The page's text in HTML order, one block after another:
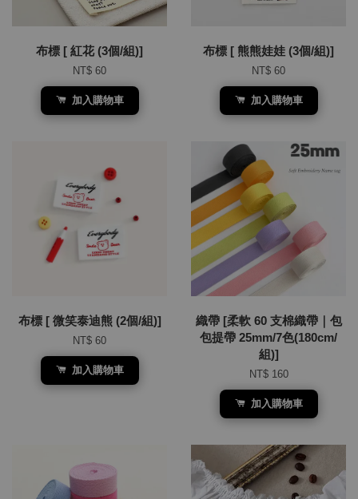
布標 [ 紅花 (3個/組)]
NT$ 60
加入購物車
布標 [ 熊熊娃娃 (3個/組)]
NT$ 60
加入購物車
布標 [ 微笑泰迪熊 (2個/組)]
NT$ 60
加入購物車
織帶 [柔軟 60 支棉織帶｜包
包提帶 25mm/7色(180cm/
組)]
NT$ 160
加入購物車